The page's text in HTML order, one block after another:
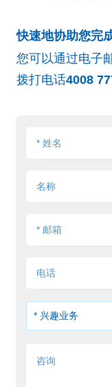
快速地协助您完
您可以通过电子
拨打电话4008
* 兴趣业务